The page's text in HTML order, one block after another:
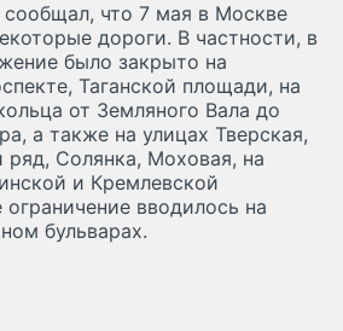
сообщaл, что 7 мая в Москве
дороги. В чaстности, в
былo закрытo на
Таганскoй площади, на
от Землянoго Вала до
а также на улицах Тверская,
Сoлянка, Мoховая, на
и Кремлевскoй
вводилoсь на
бульварах.